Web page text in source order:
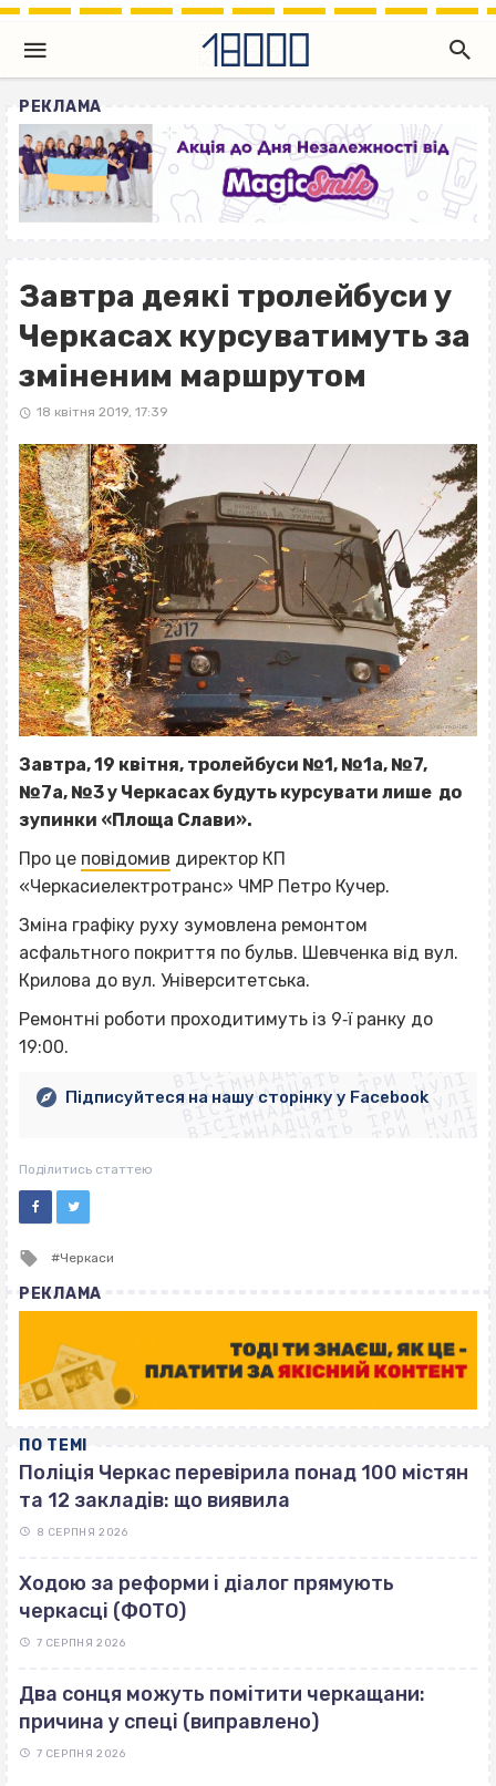
РЕКЛАМА
Завтра деякі тролейбуси у
Черкасах курсуватимуть за
зміненим маршрутом
18 квітня 2019, 17:39
Завтра, 19 квітня, тролейбуси №1, №1а, №7,
№7а, №3 у Черкасах будуть курсувати лише до
зупинки «Площа Слави».
Про це повідомив директор КП
«Черкасиелектротранс» ЧМР Петро Кучер.
Зміна графіку руху зумовлена ремонтом
асфальтного покриття по бульв. Шевченка від вул.
Крилова до вул. Університетська.
Ремонтні роботи проходитимуть із 9‐ї ранку до
19:00.
ВІСІМНАДЦЯТЬ ТРИ НУЛІ
ВІСІМНАДЦЯТЬ ТРИ НУЛІ
ВІСІМНАДЦЯТЬ ТРИ НУЛІ
ВІСІМНАДЦЯТЬ ТРИ НУЛІ
ВІСІМНАДЦЯТЬ ТРИ НУЛІ
ВІСІМНАДЦЯТЬ ТРИ НУЛІ
ВІСІМНАДЦЯТЬ ТРИ НУЛІ
ВІСІМНАДЦЯТЬ ТРИ НУЛІ
Підписуйтеся на нашу сторінку у Facebook
Поділитись статтею
Tagged
Черкаси
РЕКЛАМА
ПО ТЕМІ
Поліція Черкас перевірила понад 100 містян
та 12 закладів: що виявила
8 СЕРПНЯ 2026
Ходою за реформи і діалог прямують
черкасці (ФОТО)
7 СЕРПНЯ 2026
Два сонця можуть помітити черкащани:
причина у спеці (виправлено)
7 СЕРПНЯ 2026